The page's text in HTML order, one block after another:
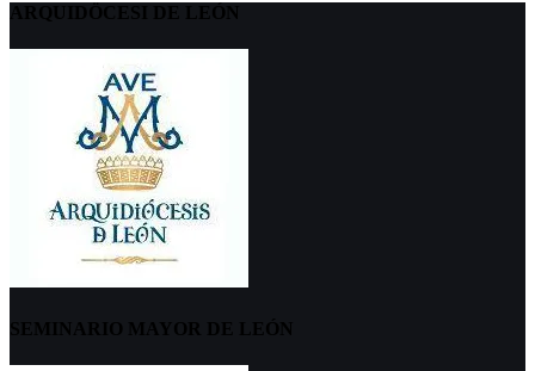
ARQUIDÖCESI DE LEÓN
SEMINARIO MAYOR DE LEÓN